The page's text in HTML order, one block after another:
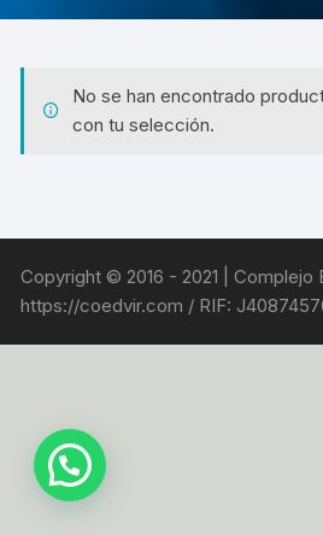
No se han encontrado
con tu selección.
Copyright © 2016 - 2021 | Complejo
https://coedvir.com / RIF: